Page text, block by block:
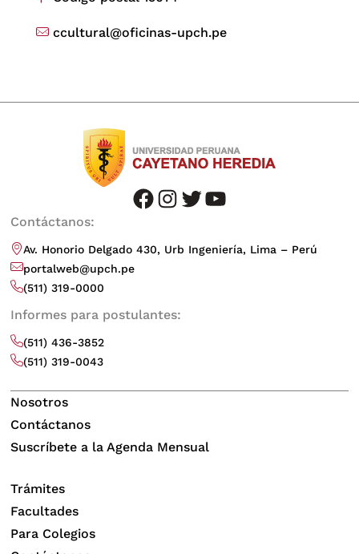
ccultural@oficinas-upch.pe
facebook instagram twitter youtube
Contáctanos:
Av. Honorio Delgado 430, Urb Ingeniería, Lima – Perú
portalweb@upch.pe
(511) 319-0000
Informes para postulantes:
(511) 436-3852
(511) 319-0043
Nosotros
Contáctanos
Suscríbete a la Agenda Mensual
Trámites
Facultades
Para Colegios